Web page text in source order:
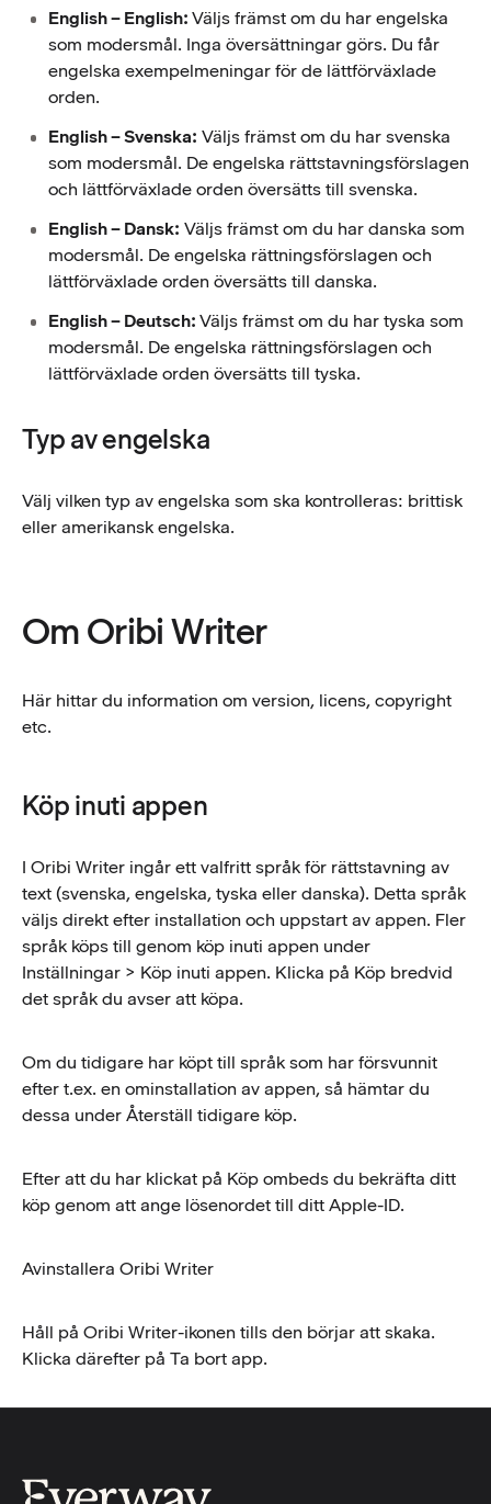
English – English: Väljs främst om du har engelska
som modersmål. Inga översättningar görs. Du får
engelska exempelmeningar för de lättförväxlade
orden.
English – Svenska: Väljs främst om du har svenska
som modersmål. De engelska rättstavningsförslagen
och lättförväxlade orden översätts till svenska.
English – Dansk: Väljs främst om du har danska som
modersmål. De engelska rättningsförslagen och
lättförväxlade orden översätts till danska.
English – Deutsch: Väljs främst om du har tyska som
modersmål. De engelska rättningsförslagen och
lättförväxlade orden översätts till tyska.
Typ av engelska
Välj vilken typ av engelska som ska kontrolleras: brittisk
eller amerikansk engelska.
Om Oribi Writer
Här hittar du information om version, licens, copyright
etc.
Köp inuti appen
I Oribi Writer ingår ett valfritt språk för rättstavning av
text (svenska, engelska, tyska eller danska). Detta språk
väljs direkt efter installation och uppstart av appen. Fler
språk köps till genom köp inuti appen under
Inställningar > Köp inuti appen. Klicka på Köp bredvid
det språk du avser att köpa.
Om du tidigare har köpt till språk som har försvunnit
efter t.ex. en ominstallation av appen, så hämtar du
dessa under Återställ tidigare köp.
Efter att du har klickat på Köp ombeds du bekräfta ditt
köp genom att ange lösenordet till ditt Apple-ID.
Avinstallera Oribi Writer
Håll på Oribi Writer-ikonen tills den börjar att skaka.
Klicka därefter på Ta bort app.